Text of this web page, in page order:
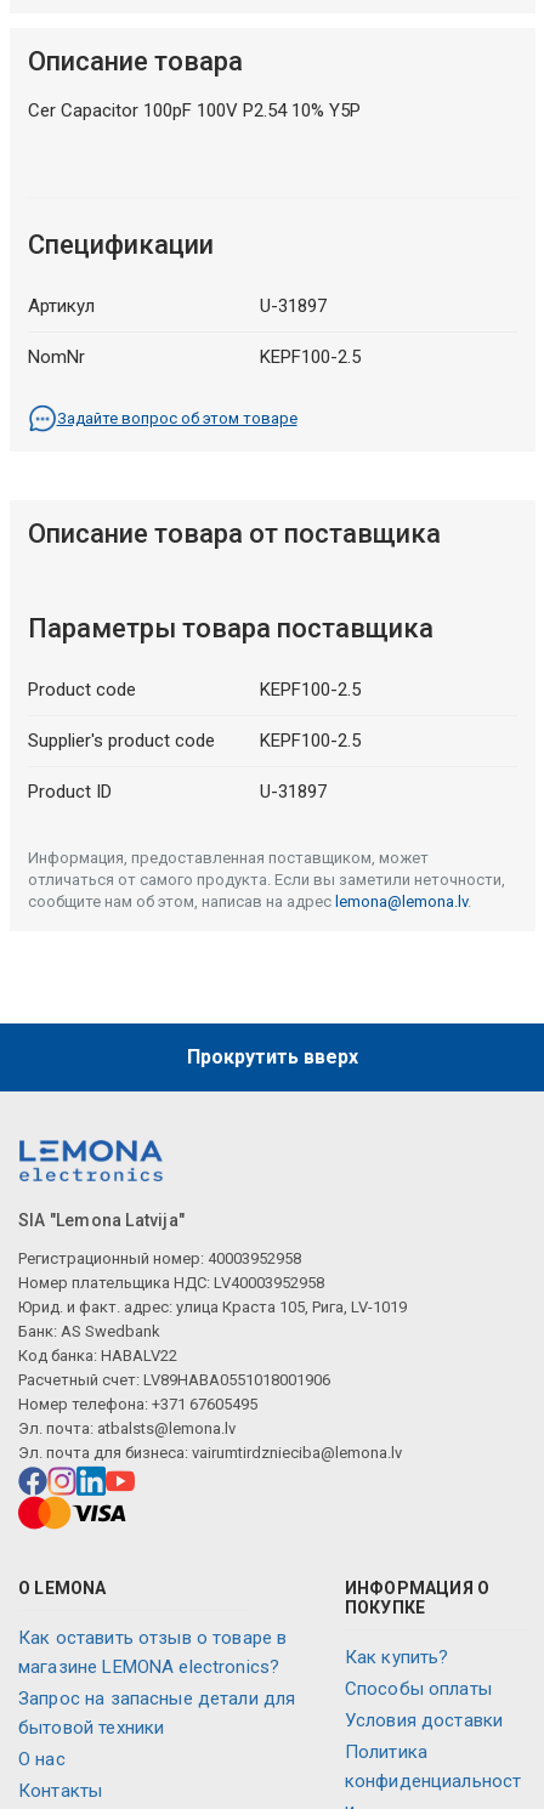
Описание товара
Cer Capacitor 100pF 100V P2.54 10% Y5P
Спецификации
Артикул U-31897
NomNr KEPF100-2.5
Задайте вопрос об этом товаре
Описание товара от поставщика
Параметры товара поставщика
Product code KEPF100-2.5
Supplier's product code KEPF100-2.5
Product ID U-31897
Информация, предоставленная поставщиком, может
отличаться от самого продукта. Если вы заметили неточности,
сообщите нам об этом, написав на адрес lemona@lemona.lv.
Прокрутить вверх
SIA "Lemona Latvija"
Регистрационный номер: 40003952958
Номер плательщика НДС: LV40003952958
Юрид. и факт. адрес: улица Краста 105, Рига, LV-1019
Банк: AS Swedbank
Код банка: HABALV22
Расчетный счет: LV89HABA0551018001906
Номер телефона: +371 67605495
Эл. почта: atbalsts@lemona.lv
Эл. почта для бизнеса: vairumtirdznieciba@lemona.lv
О LEMONA
Как оставить отзыв о товаре в
магазине LEMONA electronics?
Запрос на запасные детали для
бытовой техники
О нас
Контакты
ИНФОРМАЦИЯ О
ПОКУПКЕ
Как купить?
Способы оплаты
Условия доставки
Политика
конфиденциальност